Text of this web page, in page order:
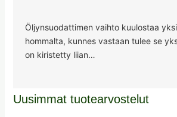
Öljynsuodattimen vaihto kuulostaa
hommalta, kunnes vastaan tulee se
on kiristetty liian…
Uusimmat tuotearvostelut